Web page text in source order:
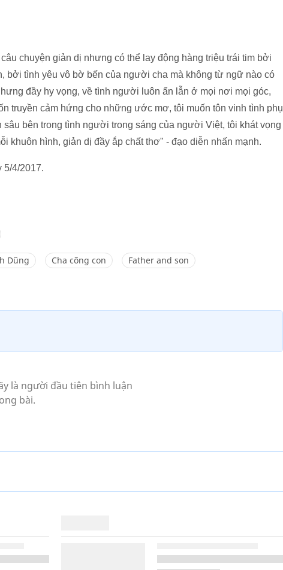
chuyện giản dị nhưng có thể lay động hàng triệu trái tim bởi
bởi tình yêu vô bờ bến của người cha mà không từ ngữ nào có
đầy hy vọng, về tình người luôn ẩn lẫn ở mọi nơi mọi góc,
truyền cảm hứng cho những ước mơ, tôi muốn tôn vinh tình phụ
bên trong tình người trong sáng của người Việt, tôi khát vọng
khuôn hình, giản dị đầy ắp chất thơ" - đạo diễn nhấn mạnh.
5/4/2017.
Dũng Cha cõng con Father and son